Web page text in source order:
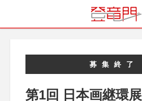
募集終了
第1回 日本画継環展